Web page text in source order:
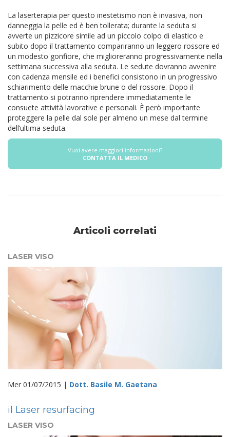
La laserterapia per questo inestetismo non è invasiva, non
danneggia la pelle ed è ben tollerata; durante la seduta si
avverte un pizzicore simile ad un piccolo colpo di elastico e
subito dopo il trattamento compariranno un leggero rossore ed
un modesto gonfiore, che miglioreranno progressivamente nella
settimana successiva alla seduta. Le sedute dovranno avvenire
con cadenza mensile ed i benefici consistono in un progressivo
schiarimento delle macchie brune o del rossore. Dopo il
trattamento si potranno riprendere immediatamente le
consuete attività lavorative e personali. È però importante
proteggere la pelle dal sole per almeno un mese dal termine
dell’ultima seduta.
Vuoi avere maggiori informazioni?
CONTATTA IL MEDICO
Articoli correlati
LASER VISO
Mer 01/07/2015 | Dott. Basile M. Gaetana
il Laser resurfacing
LASER VISO